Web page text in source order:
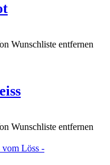
Wunschliste entfernen
Wunschliste entfernen